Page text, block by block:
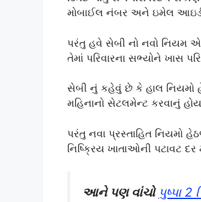
મોબાઈલ નંબર અને ઇમેલ
પરંતુ હવે સેબી નો નવો નિયમ
તેમાં પરિવારના સભ્યોને ખાસ
સેબી નું કહેવું છે કે હાલ
મહિનાનો સેટલમેન્ટ કરવાનું
પરંતુ નવા પ્રસ્તાહિત નિયમો
નિષ્ક્રિય ખાતાઓની પટાવટ
આને પણ વાંચો પુષ્પા